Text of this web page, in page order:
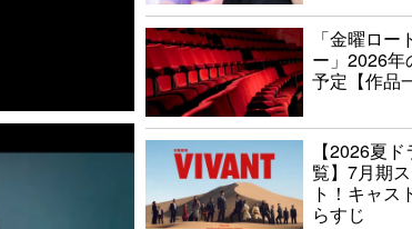
「金曜ロー
ー」2026年
予定【作品
【2026夏
覧】7月期
ト！キャス
らすじ